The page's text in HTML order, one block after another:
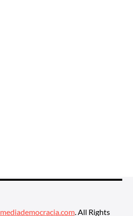
mediademocracia.com. All Rights